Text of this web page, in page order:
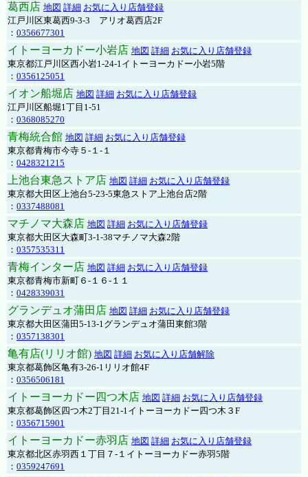
葛西店 地図 詳細 お気に入り店舗登録
江戸川区東葛西9-3-3 アリオ葛西店2F
： 0356677301
イトーヨーカドー小岩店 地図 詳細 お気に入り店舗登録
東京都江戸川区西小岩1-24-1イトーヨーカドー小岩5階
： 0356125051
イオン船堀店 地図 詳細 お気に入り店舗登録
江戸川区船堀1丁目1-51
： 0368085270
青梅統合館 地図 詳細 お気に入り店舗登録
東京都青梅市今寺５-１-１
： 0428321215
上池台東急ストア店 地図 詳細 お気に入り店舗登録
東京都大田区上池台5-23-5東急ストア上池台店2階
： 0337488081
マチノマ大森店 地図 詳細 お気に入り店舗登録
東京都大田区大森町3-1-38マチノマ大森2階
： 0357535311
青梅インター店 地図 詳細 お気に入り店舗登録
東京都青梅市新町６-１６-１１
： 0428339031
グランデュオ蒲田店 地図 詳細 お気に入り店舗登録
東京都大田区蒲田5-13-1グランデュオ蒲田東館3階
： 0357138301
亀有店(リリオ館) 地図 詳細 お気に入り店舗解除
東京都葛飾区亀有3-26-1リリオ館4F
： 0356506181
イトーヨーカドー四つ木店 地図 詳細 お気に入り店舗登録
東京都葛飾区四つ木2丁目21-1イトーヨーカドー四つ木３F
： 0356715901
イトーヨーカドー赤羽店 地図 詳細 お気に入り店舗登録
東京都北区赤羽西１丁目７-１イトーヨーカドー赤羽5階
： 0359247691